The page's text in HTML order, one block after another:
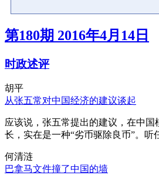
第180期 2016年4月14日
时政述评
胡平
从张五常对中国经济的建议谈起
应该说，张五常提出的建议，在中
长，实在是一种“劣币驱除良币”。听
何清涟
巴拿马文件撞了中国的墙